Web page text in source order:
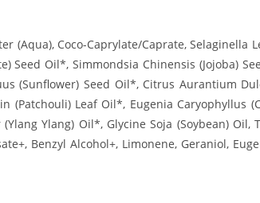
(Aqua), Coco-Caprylate/Caprate, Selaginella
Seed Oil*, Simmondsia Chinensis (Jojoba)
(Sunflower) Seed Oil*, Citrus Aurantium
(Patchouli) Leaf Oil*, Eugenia Caryophyllus
Ylang) Oil*, Glycine Soja (Soybean) Oil,
Benzyl Alcohol+, Limonene, Geraniol,